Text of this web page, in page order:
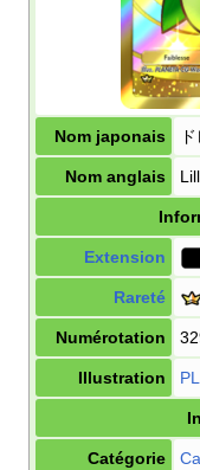
Nom japonais
Nom anglais
Extension
Rareté
Numérotation
Illustration
Catégorie